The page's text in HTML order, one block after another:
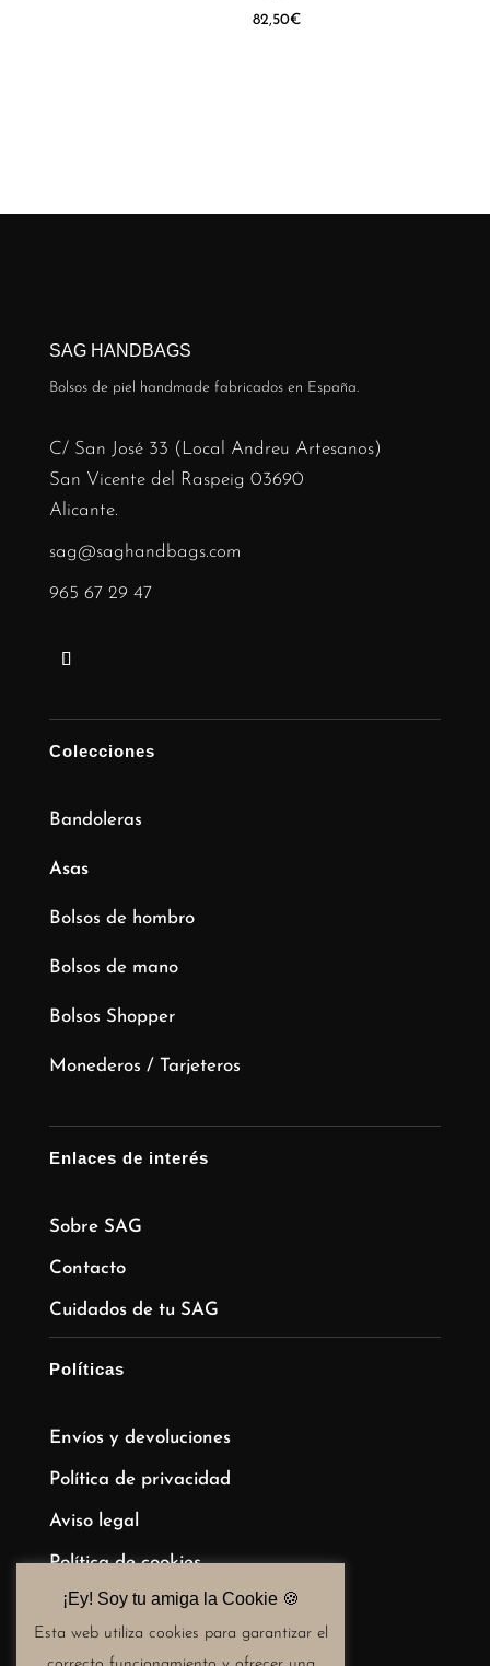
82,50€
SAG HANDBAGS
Bolsos de piel handmade fabricados en España.
C/ San José 33 (Local Andreu Artesanos)
San Vicente del Raspeig 03690
Alicante.
sag@saghandbags.com
965 67 29 47
Colecciones
Bandoleras
Asas
Bolsos de hombro
Bolsos de mano
Bolsos Shopper
Monederos / Tarjeteros
Enlaces de interés
Sobre SAG
Contacto
Cuidados de tu SAG
Políticas
Envíos y devoluciones
Política de privacidad
Aviso legal
Política de cookies
Términos y condiciones de compra
¡Ey! Soy tu amiga la Cookie 🍪​
Esta web utiliza cookies para garantizar el